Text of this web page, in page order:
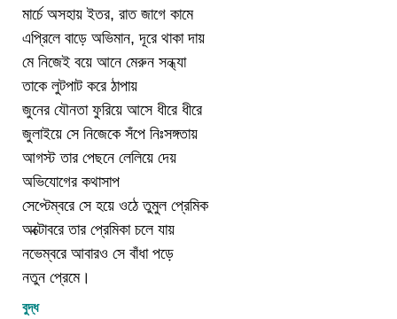
মার্চে অসহায় ইতর, রাত জাগে কামে
এপ্রিলে বাড়ে অভিমান, দূরে থাকা দায়
মে নিজেই বয়ে আনে মেরুন সন্ধ্যা
তাকে লুটপাট করে ঠাপায়
জুনের যৌনতা ফুরিয়ে আসে ধীরে ধীরে
জুলাইয়ে সে নিজেকে সঁপে নিঃসঙ্গতায়
আগস্ট তার পেছনে লেলিয়ে দেয়
অভিযোগের কথাসাপ
সেপ্টেম্বরে সে হয়ে ওঠে তুমুল প্রেমিক
অক্টোবরে তার প্রেমিকা চলে যায়
নভেম্বরে আবারও সে বাঁধা পড়ে
নতুন প্রেমে।
বুদ্ধ